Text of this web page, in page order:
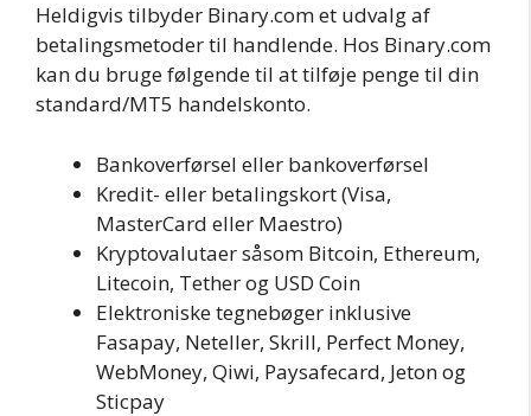
Heldigvis tilbyder Binary.com et udvalg af
betalingsmetoder til handlende. Hos Binary.com
kan du bruge følgende til at tilføje penge til din
standard/MT5 handelskonto.
Bankoverførsel eller bankoverførsel
Kredit- eller betalingskort (Visa,
MasterCard eller Maestro)
Kryptovalutaer såsom Bitcoin, Ethereum,
Litecoin, Tether og USD Coin
Elektroniske tegnebøger inklusive
Fasapay, Neteller, Skrill, Perfect Money,
WebMoney, Qiwi, Paysafecard, Jeton og
Sticpay